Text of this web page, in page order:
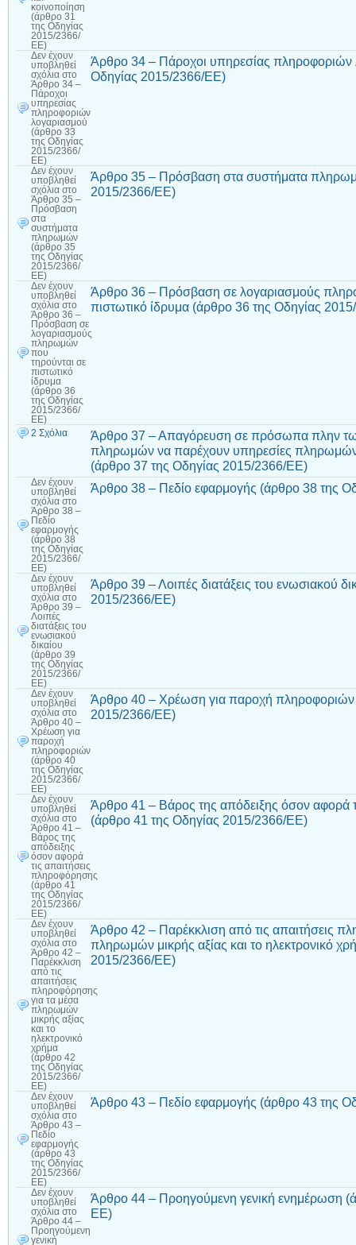
κοινοποίηση
(άρθρο 31
της Οδηγίας
2015/2366/
ΕΕ)
Δεν έχουν
υποβληθεί
σχόλια στο
Άρθρο 34 –
Πάροχοι
υπηρεσίας
πληροφοριών
λογαριασμού
(άρθρο 33
της Οδηγίας
2015/2366/
ΕΕ)
Άρθρο 34 – Πάροχοι υπηρεσίας πληροφοριών
Οδηγίας 2015/2366/ΕΕ)
Δεν έχουν
υποβληθεί
σχόλια στο
Άρθρο 35 –
Πρόσβαση
στα
συστήματα
πληρωμών
(άρθρο 35
της Οδηγίας
2015/2366/
ΕΕ)
Άρθρο 35 – Πρόσβαση στα συστήματα
2015/2366/ΕΕ)
Δεν έχουν
υποβληθεί
σχόλια στο
Άρθρο 36 –
Πρόσβαση σε
λογαριασμούς
πληρωμών
που
τηρούνται σε
πιστωτικό
ίδρυμα
(άρθρο 36
της Οδηγίας
2015/2366/
ΕΕ)
Άρθρο 36 – Πρόσβαση σε λογαριασμούς
πιστωτικό ίδρυμα (άρθρο 36 της Οδηγίας
2 Σχόλια
Άρθρο 37 – Απαγόρευση σε πρόσωπα πλην
πληρωμών να παρέχουν υπηρεσίες
(άρθρο 37 της Οδηγίας 2015/2366/ΕΕ)
Δεν έχουν
υποβληθεί
σχόλια στο
Άρθρο 38 –
Πεδίο
εφαρμογής
(άρθρο 38
της Οδηγίας
2015/2366/
ΕΕ)
Άρθρο 38 – Πεδίο εφαρμογής (άρθρο 38 της
Δεν έχουν
υποβληθεί
σχόλια στο
Άρθρο 39 –
Λοιπές
διατάξεις του
ενωσιακού
δικαίου
(άρθρο 39
της Οδηγίας
2015/2366/
ΕΕ)
Άρθρο 39 – Λοιπές διατάξεις του ενωσιακού
2015/2366/ΕΕ)
Δεν έχουν
υποβληθεί
σχόλια στο
Άρθρο 40 –
Χρέωση για
παροχή
πληροφοριών
(άρθρο 40
της Οδηγίας
2015/2366/
ΕΕ)
Άρθρο 40 – Χρέωση για παροχή πληροφοριών
2015/2366/ΕΕ)
Δεν έχουν
υποβληθεί
σχόλια στο
Άρθρο 41 –
Βάρος της
απόδειξης
όσον αφορά
τις απαιτήσεις
πληροφόρησης
(άρθρο 41
της Οδηγίας
2015/2366/
ΕΕ)
Άρθρο 41 – Βάρος της απόδειξης όσον αφορά
(άρθρο 41 της Οδηγίας 2015/2366/ΕΕ)
Δεν έχουν
υποβληθεί
σχόλια στο
Άρθρο 42 –
Παρέκκλιση
από τις
απαιτήσεις
πληροφόρησης
για τα μέσα
πληρωμών
μικρής αξίας
και το
ηλεκτρονικό
χρήμα
(άρθρο 42
της Οδηγίας
2015/2366/
ΕΕ)
Άρθρο 42 – Παρέκκλιση από τις απαιτήσεις
πληρωμών μικρής αξίας και το ηλεκτρονικό
2015/2366/ΕΕ)
Δεν έχουν
υποβληθεί
σχόλια στο
Άρθρο 43 –
Πεδίο
εφαρμογής
(άρθρο 43
της Οδηγίας
2015/2366/
ΕΕ)
Άρθρο 43 – Πεδίο εφαρμογής (άρθρο 43 της
Δεν έχουν
υποβληθεί
σχόλια στο
Άρθρο 44 –
Προηγούμενη
γενική
Άρθρο 44 – Προηγούμενη γενική ενημέρωση
ΕΕ)